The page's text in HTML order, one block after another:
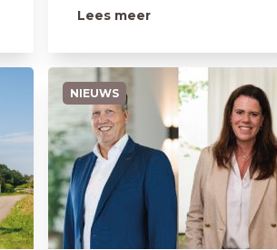
Lees meer
NIEUWS